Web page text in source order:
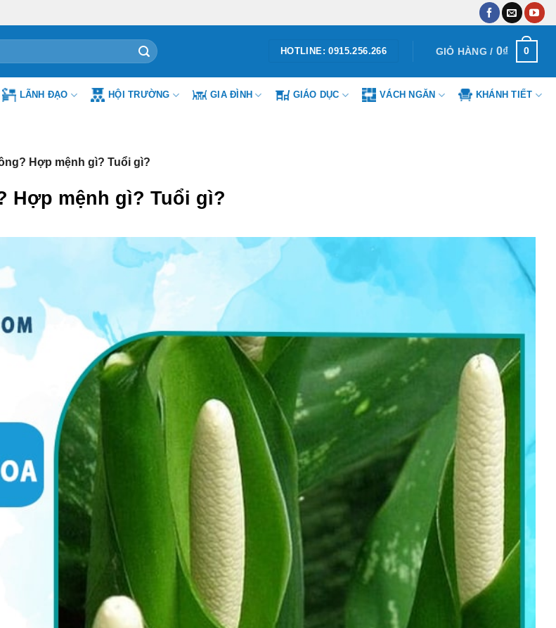
HOTLINE: 0915.256.266 GIỎ HÀNG / 0₫ 0
LÃNH ĐẠO HỘI TRƯỜNG GIA ĐÌNH GIÁO DỤC VÁCH NGĂN KHÁNH TIẾT
Hợp mệnh gì? Tuổi gì?
Hợp mệnh gì? Tuổi gì?